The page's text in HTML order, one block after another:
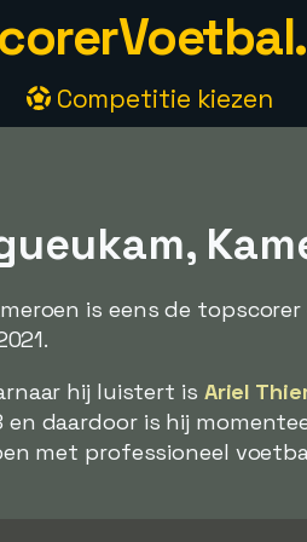
Competitie kiezen
is eens de
hij luistert is Ariel
en daardoor is hij
met professioneel